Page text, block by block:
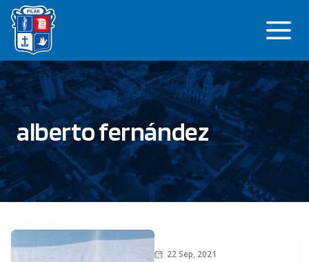
Saltar
contenido
alberto fernández
22 Sep, 2021